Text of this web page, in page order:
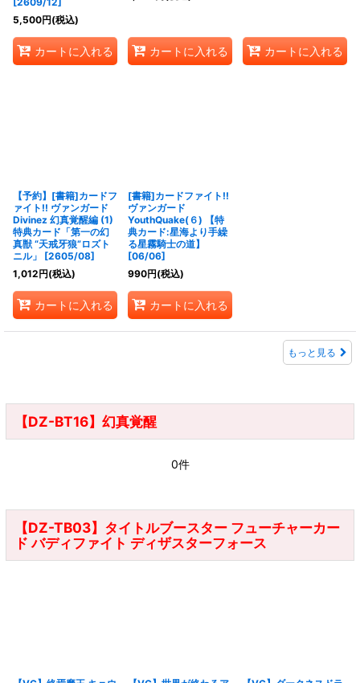
5,500円(税込)
カートに入れる カートに入れる カートに入れる
【予約】[書籍]カードフ
ァイト!! ヴァンガード
Divinez 幻真覚醒編 (1)
特典カード「第一の幻
真獣 “天戒牙狼”ロズト
ニル」 [2605/08]
1,012円(税込)
カートに入れる
[書籍]カードファイト!!
ヴァンガード
YouthQuake(６) 【特
典カード:星海より手繰
る星霧騎士の道】
[06/06]
990円(税込)
カートに入れる
もっと見る
【DZ-BT16】幻真覚醒
0件
【DZ-TB03】タイトルブースター フューチャーカー
ド バディファイト ディザスターフォース